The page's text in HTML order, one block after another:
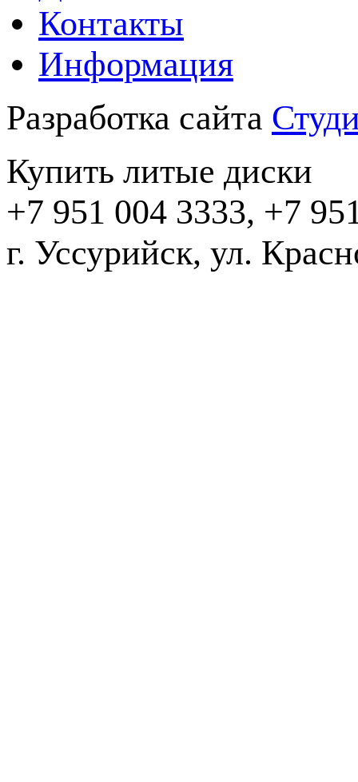
Контакты
Информация
Разработка сайта
Купить литые диски
+7 951 004 3333, +7
г. Уссурийск, ул.